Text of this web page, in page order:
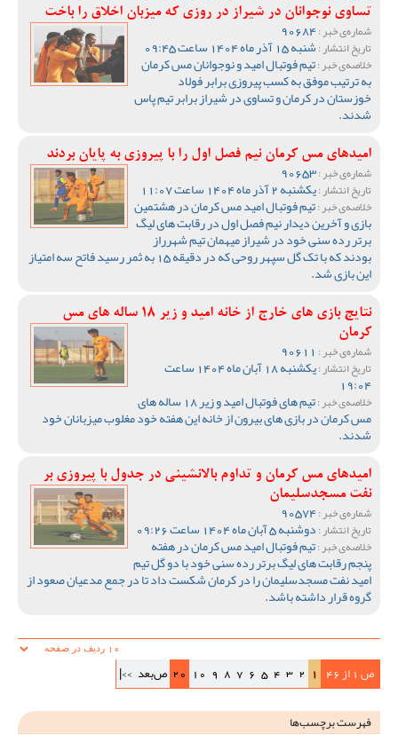
تساوی نوجوانان در شیراز در روزی که میزبان اخلاق را باخت
شماره‌ی خبر :
تاریخ انتشار :شنبه 15 آذر ماه 1404 ساعت 09:45
خلاصه‌ی خبر :تیم فوتبال امید و نوجوانان مس کرمان
به ترتیب موفق به کسب پیروزی برابر فولاد
خوزستان در کرمان و تساوی در شیراز برابر تیم پاس
شدند.
امیدهای مس کرمان نیم فصل اول را با پیروزی به پایان بردند
شماره‌ی خبر :
تاریخ انتشار :یکشنبه 2 آذر ماه 1404 ساعت 11:07
خلاصه‌ی خبر :تیم فوتبال امید مس کرمان در هشتمین
بازی و آخرین دیدار نیم فصل اول در رقابت های لیگ
برتر رده سنی خود در شیراز میهمان تیم شهرراز
بودند که با تک گل سپهر روحی که در دقیقه 15 به ثمر رسید فاتح سه امتیاز
این بازی شد.
نتایج بازی های خارج از خانه امید و زیر 18 ساله های مس
کرمان
شماره‌ی خبر :
تاریخ انتشار : یکشنبه 18 آبان ماه 1404 ساعت
19:04
خلاصه‌ی خبر : تیم های فوتبال امید و زیر 18 ساله های
مس کرمان در بازی های بیرون از خانه این هفته خود مغلوب میزبانان خود
شدند.
امیدهای مس کرمان و تداوم بالانشینی در جدول با پیروزی بر
نفت مسجدسلیمان
شماره‌ی خبر :
تاریخ انتشار :دوشنبه 5 آبان ماه 1404 ساعت 09:26
خلاصه‌ی خبر :تیم فوتبال امید مس کرمان در هفته
پنجم رقابت های لیگ برتر رده سنی خود با دو گل تیم
امید نفت مسجدسلیمان را در کرمان شکست داد تا در جمع مدعیان صعود از
گروه قرار داشته باشد.
ص 1 از 46 1
2
3
4
5
6
7
8
9
10
20 ص‌بعد >>|
فهرست برچسب‌ها